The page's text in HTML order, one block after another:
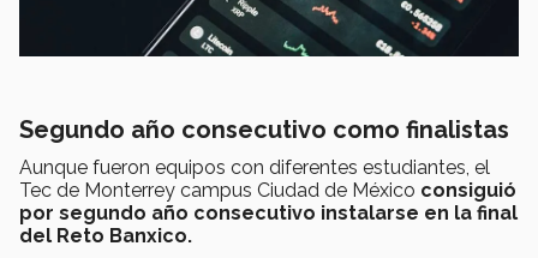
Segundo año consecutivo como finalistas
Aunque fueron equipos con diferentes estudiantes, el
Tec de Monterrey campus Ciudad de México consiguió
por segundo año consecutivo instalarse en la final
del Reto Banxico.